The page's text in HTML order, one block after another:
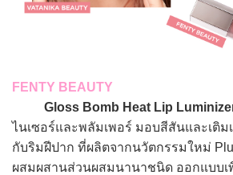
FENTY BEAUTY
Gloss Bomb Heat Lip Luminizer
ไนเซอร์และพลัมเพอร์ มอบสีสันและเติม
กับริมฝีปาก ที่ผลิตจากนวัตกรรมใหม่
ผสมผสานส่วนผสมนานาชนิด ออกแบบเ